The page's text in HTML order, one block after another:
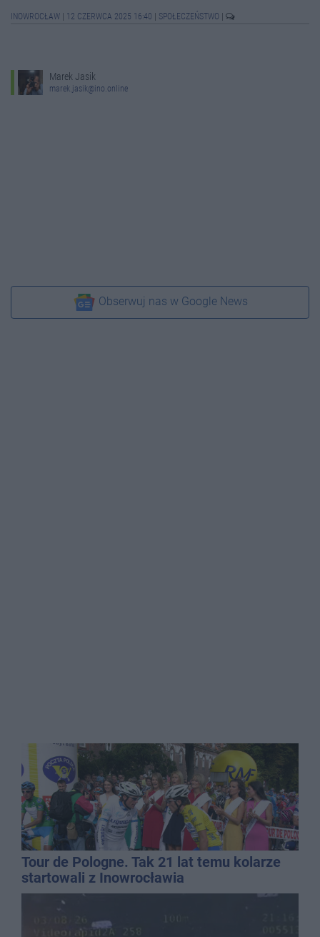
INOWROCŁAW 12 CZERWCA 2025 16:40 SPOŁECZEŃSTWO
Marek Jasik
marek.jasik@ino.online
Obserwuj nas w Google News
Tour de Pologne. Tak 21 lat temu kolarze
startowali z Inowrocławia